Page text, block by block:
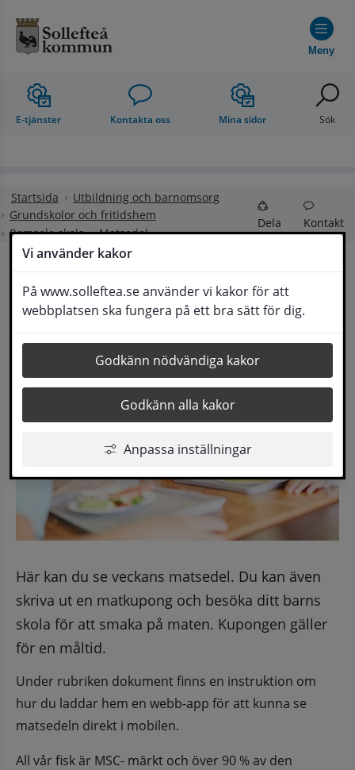
Vi använder kakor
På www.solleftea.se använder vi kakor för att
webbplatsen ska fungera på ett bra sätt för dig.
Godkänn nödvändiga kakor
Godkänn alla kakor
Anpassa inställningar
Meny
E-tjänster Kontakta oss Mina sidor Sök
Startsida
Utbildning och barnomsorg
Grundskolor och fritidshem
Ramsele skola
Matsedel
Dela Kontakt
Matsedel och
matkupong för skola och förskola
Här kan du se veckans matsedel. Du kan även
skriva ut en matkupong och besöka ditt barns
skola för att smaka på maten. Kupongen gäller
för en måltid.
Under rubriken dokument finns en instruktion om
hur du laddar hem en webb-app för att kunna se
matsedeln direkt i mobilen.
All vår fisk är MSC- märkt och över 90 % av den